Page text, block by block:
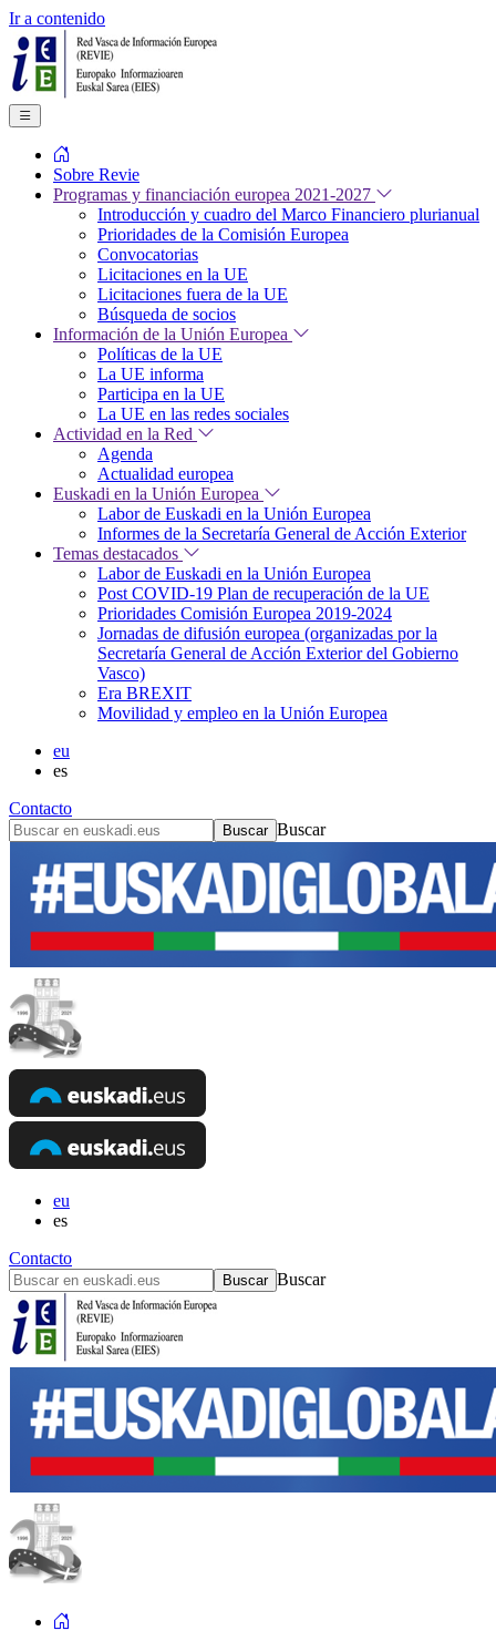
Ir a contenido
Sobre Revie
Programas y financiación europea 2021-2027
Introducción y cuadro del Marco Financiero plurianual
Prioridades de la Comisión Europea
Convocatorias
Licitaciones en la UE
Licitaciones fuera de la UE
Búsqueda de socios
Información de la Unión Europea
Políticas de la UE
La UE informa
Participa en la UE
La UE en las redes sociales
Actividad en la Red
Agenda
Actualidad europea
Euskadi en la Unión Europea
Labor de Euskadi en la Unión Europea
Informes de la Secretaría General de Acción Exterior
Temas destacados
Labor de Euskadi en la Unión Europea
Post COVID-19 Plan de recuperación de la UE
Prioridades Comisión Europea 2019-2024
Jornadas de difusión europea (organizadas por la
Secretaría General de Acción Exterior del Gobierno
Vasco)
Era BREXIT
Movilidad y empleo en la Unión Europea
eu
es
Contacto
Buscar
eu
es
Contacto
Buscar